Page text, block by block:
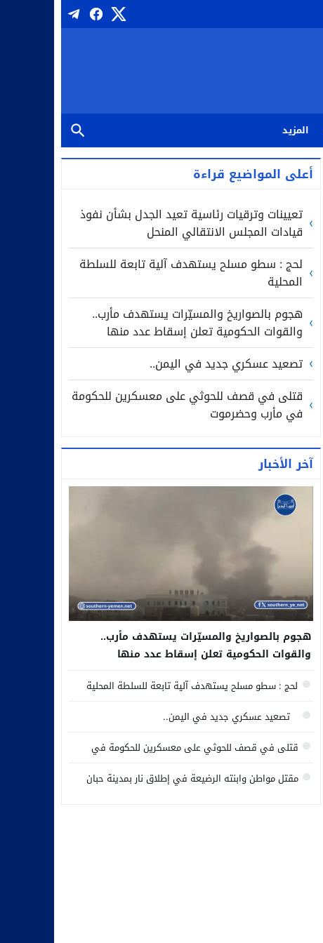
المزيد
أعلى المواضيع قراءة
تعيينات وترقيات رئاسية تعيد الجدل بشأن نفوذ
قيادات المجلس الانتقالي المنحل
لحج : سطو مسلح يستهدف آلية تابعة للسلطة
المحلية
هجوم بالصواريخ والمسيّرات يستهدف مأرب..
والقوات الحكومية تعلن إسقاط عدد منها
تصعيد عسكري جديد في اليمن..
قتلى في قصف للحوثي على معسكرين للحكومة
في مأرب وحضرموت
آخر الأخبار
هجوم بالصواريخ والمسيّرات يستهدف مأرب..
والقوات الحكومية تعلن إسقاط عدد منها
لحج : سطو مسلح يستهدف آلية تابعة للسلطة المحلية
تصعيد عسكري جديد في اليمن..
قتلى في قصف للحوثي على معسكرين للحكومة في
مقتل مواطن وابنته الرضيعة في إطلاق نار بمدينة حبان